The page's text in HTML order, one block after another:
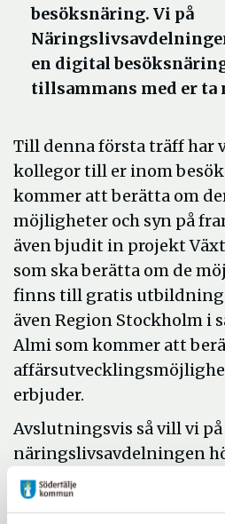
besöksnäring. Vi på
en digital
tillsammans med er
Till denna första träff har
kollegor till er inom
kommer att berätta om
möjligheter och syn på
även bjudit in projekt
som ska berätta om de
finns till gratis utbildning.
även Region Stockholm i
Almi som kommer att
erbjuder.
Avslutningsvis så vill vi på
näringslivsavdelningen
framtiden och berätta lite
syn och förhoppning på